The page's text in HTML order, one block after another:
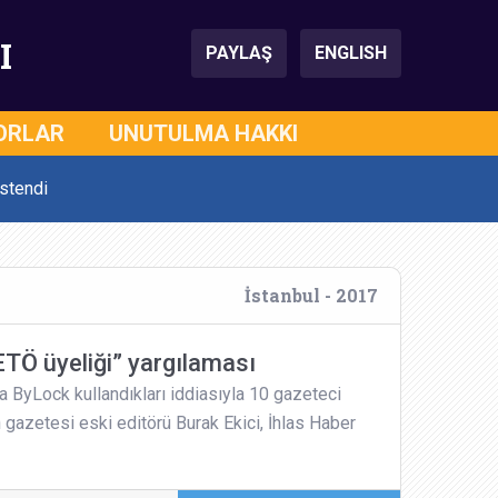
PAYLAŞ ENGLISH
UNUTULMA HAKKI
İstanbul - 2017
üyeliği” yargılaması
ByLock kullandıkları iddiasıyla 10 gazeteci
gazetesi eski editörü Burak Ekici, İhlas Haber